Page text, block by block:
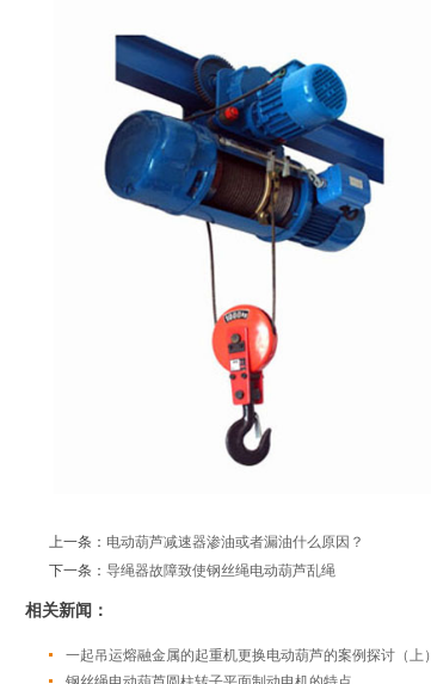
上一条： 电动葫芦减速器渗油或者漏油什么原因？
下一条： 导绳器故障致使钢丝绳电动葫芦乱绳
相关新闻：
一起吊运熔融金属的起重机更换电动葫芦的案例探讨（上）